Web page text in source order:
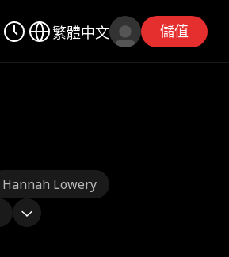
繁體中文 儲值
Hannah Lowery